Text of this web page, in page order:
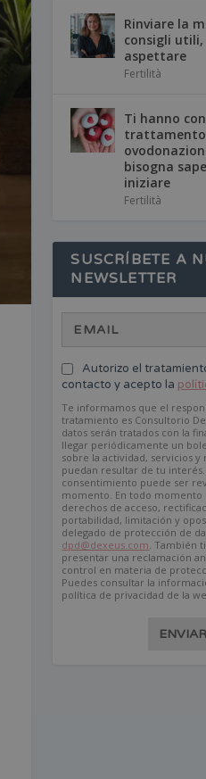
Rinviare la
consigli utili,
aspettare
Fertilità
Ti hanno
bisogna
iniziare
Fertilità
SUSCRÍBETE A
NEWSLETTER
Autorizo el
contacto y acepto la
Te informamos que el
tratamiento es Consultorio
datos serán tratados con la
llegar periódicamente un
sobre la actividad, servicios y
puedan resultar de tu interés.
consentimiento puede ser
momento. En todo momento
derechos de acceso,
portabilidad, limitación y
delegado de protección de
dpd@dexeus.com. También
presentar una reclamación
control en materia de
Puedes consultar la
política de privacidad de la
ENVIAR